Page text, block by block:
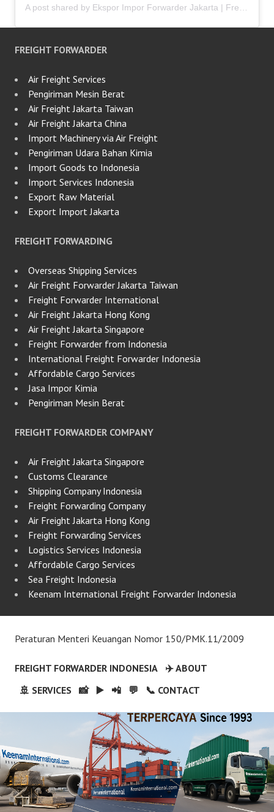
FREIGHT FORWARDER
Air Freight Services
Pengiriman Mesin Berat
Air Freight Jakarta Taiwan
Air Freight Jakarta China
Import Machinery via Air Freight
Pengiriman Udara Bahan Kimia
Import Goods to Indonesia
Import Services Indonesia
Export Raw Material
Export Import Jakarta
FREIGHT FORWARDING
Overseas Shipping Services
Air Freight Forwarder Jakarta Taiwan
Freight Forwarder International
Air Freight Jakarta Hong Kong
Air Freight Jakarta Singapore
Freight Forwarder from Indonesia
International Freight Forwarder Indonesia
Affordable Cargo Services
Jasa Impor Kimia
Pengiriman Mesin Berat
FREIGHT FORWARDER COMPANY
Air Freight Jakarta Singapore
Customs Clearance
Shipping Company Indonesia
Freight Forwarding Company
Air Freight Jakarta Hong Kong
Freight Forwarding Services
Logistics Services Indonesia
Affordable Cargo Services
Sea Freight Indonesia
Keenam International Freight Forwarder Indonesia
Peraturan Menteri Keuangan Nomor 150/PMK.11/2009
FREIGHT FORWARDER INDONESIA
✈️ ABOUT
🚢 SERVICES
📸 ▶️ 📲 💬 📞 CONTACT